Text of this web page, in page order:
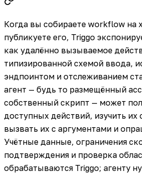
Когда вы собираете workflow на
публикуете его, Triggo
как удалённо вызываемое
типизированной схемой ввода,
эндпоинтом и отслеживанием
агент — будь то размещённый
собственный скрипт — может
доступных действий, изучить их
вызвать их с аргументами и
Учётные данные, ограничения
подтверждения и проверка
обрабатываются Triggo; агенту